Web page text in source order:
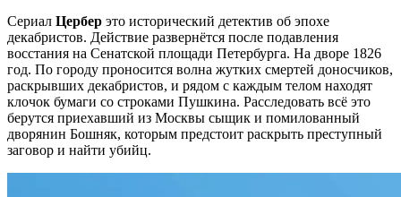
Сериал Цербер это исторический детектив об эпохе
декабристов. Действие развернётся после подавления
восстания на Сенатской площади Петербурга. На дворе 1826
год. По городу проносится волна жутких смертей доносчиков,
раскрывших декабристов, и рядом с каждым телом находят
клочок бумаги со строками Пушкина. Расследовать всё это
берутся приехавший из Москвы сыщик и помилованный
дворянин Бошняк, которым предстоит раскрыть преступный
заговор и найти убийц.